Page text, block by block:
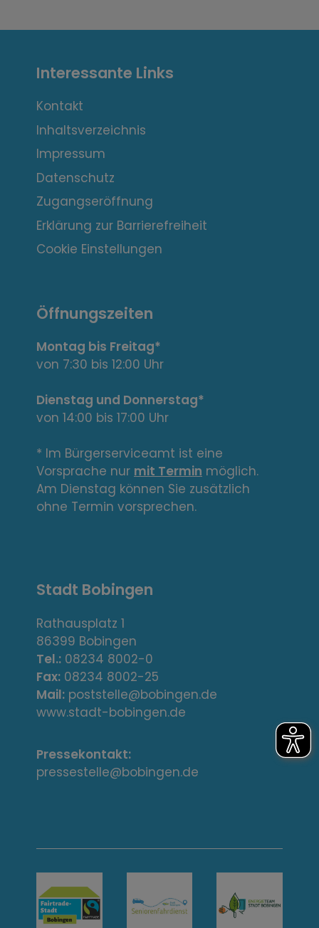
I
n
t
e
r
e
s
s
n
t
e
L
i
n
k
s
A
d
r
e
s
s
e
/
n
t
a
Interessante Links
Kontakt
Inhaltsverzeichnis
Impressum
Datenschutz
Zugangseröffnung
Erklärung zur Barrierefreiheit
Cookie Einstellungen
Öffnungszeiten
Montag bis Freitag*
von 7:30 bis 12:00 Uhr
Dienstag und Donnerstag*
von 14:00 bis 17:00 Uhr
* Im Bürgerserviceamt ist eine
Vorsprache nur mit Termin möglich.
Am Dienstag können Sie zusätzlich
ohne Termin vorsprechen.
Stadt Bobingen
Rathausplatz 1
86399 Bobingen
Tel.: 08234 8002-0
Fax: 08234 8002-25
Mail: poststelle@bobingen.de
www.stadt-bobingen.de
Pressekontakt:
pressestelle@bobingen.de